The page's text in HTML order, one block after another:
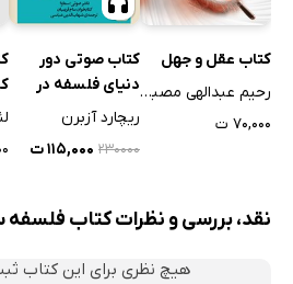
کتاب عقل و جهل
رحیم عبدالهی مصباح
۷۰,۰۰۰ ت
کتاب صوتی دور
دنیای فلسفه در
هشت روز
ریچارد آزبرن
۲۳۰۰۰۰ ۱۱۵,۰۰۰ ت
نقد، بررسی و نظرات کتاب
هیچ نظری برای این کتاب